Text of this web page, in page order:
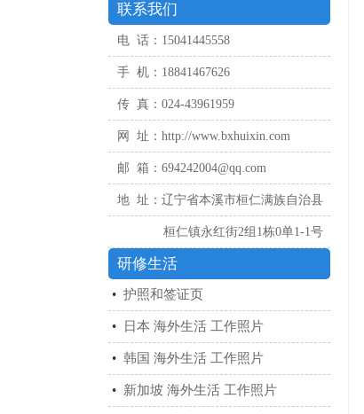
联系我们
电 话：15041445558
手 机：18841467626
传 真：024-43961959
网 址：http://www.bxhuixin.com
邮 箱：694242004@qq.com
地 址：辽宁省本溪市桓仁满族自治县
桓仁镇永红街2组1栋0单1-1号
研修生活
• 护照和签证页
• 日本 海外生活 工作照片
• 韩国 海外生活 工作照片
• 新加坡 海外生活 工作照片